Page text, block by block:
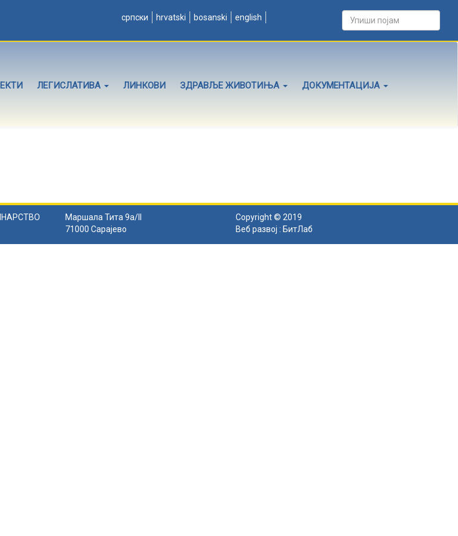
српски hrvatski bosanski english
ЛЕГИСЛАТИВА ЛИНКОВИ ЗДРАВЉЕ ЖИВОТИЊА ДОКУМЕНТАЦИЈА
Маршала Тита 9а/II
71000 Сарајево
Copyright © 2019
Веб развој : БитЛаб